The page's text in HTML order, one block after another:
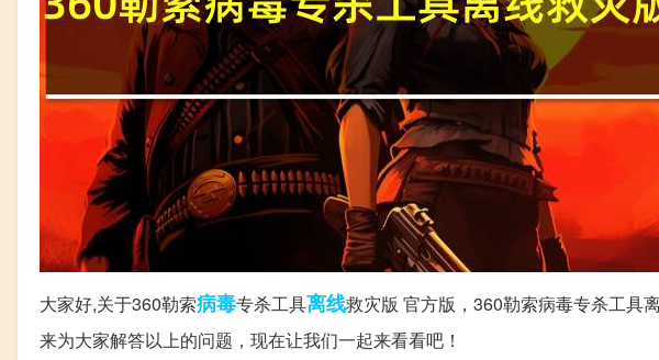
大家好,关于360勒索病毒专杀工具离线救灾版 官方版，360勒索病毒专杀工具
来为大家解答以上的问题，现在让我们一起来看看吧！